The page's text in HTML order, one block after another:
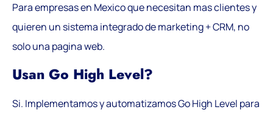
Para empresas en Mexico que necesitan mas clientes y
quieren un sistema integrado de marketing + CRM, no
solo una pagina web.
Usan Go High Level?
Si. Implementamos y automatizamos Go High Level para